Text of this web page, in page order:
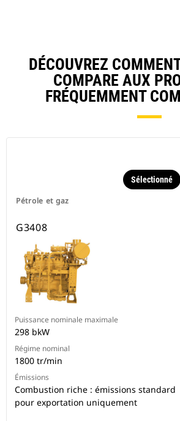
DÉCOUVREZ
COMPARE AUX
FRÉQUEMMENT
Pétrole et gaz
Sélectionné
G3408
Puissance nominale maximale
298 bkW
Régime nominal
1800 tr/min
Émissions
Combustion riche : émissions standard
pour exportation uniquement